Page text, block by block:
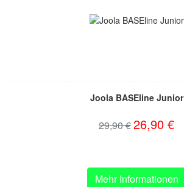
Joola BASEline Junior
29,90 €26,90 €
Mehr Informationen